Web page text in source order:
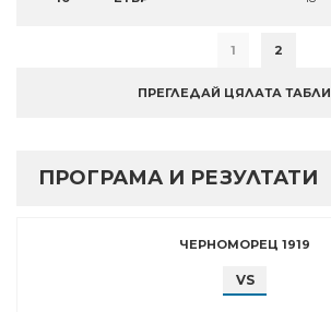
1 2
ПРЕГЛЕДАЙ ЦЯЛАТА
ПРОГРАМА И РЕЗУЛТАТИ
ЧЕРНОМОРЕЦ 1919
VS